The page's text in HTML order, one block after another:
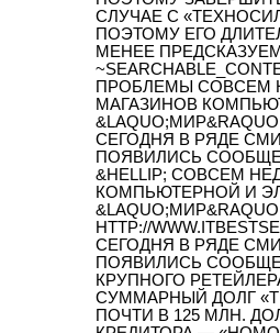
СЛУЧАЕ С
ПОЭТОМУ ЕГО
МЕНЕЕ
ПРОБЛЕМЫ СОВСЕМ
МАГАЗИНОВ
СЕГОДНЯ В РЯДЕ
ПОЯВИЛИСЬ
&HELLIP; СОВСЕМ
КОМПЬЮТЕРНОЙ И
HTTP://
СЕГОДНЯ В РЯДЕ
ПОЯВИЛИСЬ
КРУПНОГО
СУММАРНЫЙ ДОЛГ
ПОЧТИ В 125 МЛН.